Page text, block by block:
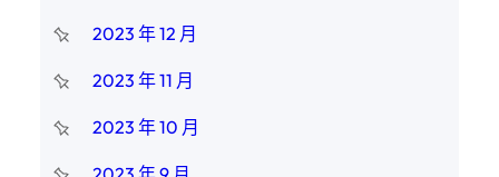
2023 年 12 月
2023 年 11 月
2023 年 10 月